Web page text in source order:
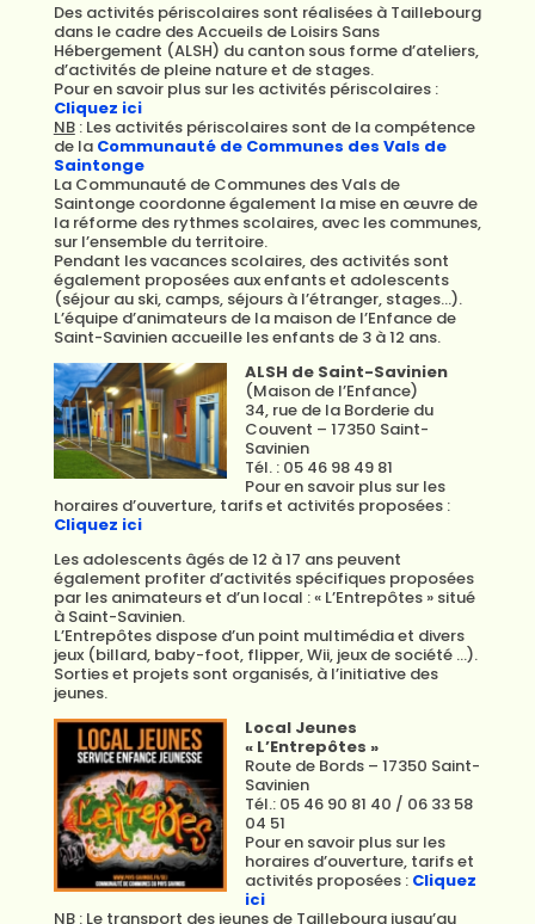
Des activités périscolaires sont réalisées à Taillebourg
dans le cadre des Accueils de Loisirs Sans
Hébergement (ALSH) du canton sous forme d’ateliers,
d’activités de pleine nature et de stages.
Pour en savoir plus sur les activités périscolaires :
Cliquez ici
NB: Les activités périscolaires sont de la compétence
de la Communauté de Communes des Vals de
Saintonge
La Communauté de Communes des Vals de
Saintonge coordonne également la mise en œuvre de
la réforme des rythmes scolaires, avec les communes,
sur l’ensemble du territoire.
Pendant les vacances scolaires, des activités sont
également proposées aux enfants et adolescents
(séjour au ski, camps, séjours à l’étranger, stages…).
L’équipe d’animateurs de la maison de l’Enfance de
Saint-Savinien accueille les enfants de 3 à 12 ans.
ALSH de Saint-Savinien
(Maison de l’Enfance)
34, rue de la Borderie du
Couvent – 17350 Saint-
Savinien
Tél. : 05 46 98 49 81
Pour en savoir plus sur les
horaires d’ouverture, tarifs et activités proposées :
Cliquez ici
Les adolescents âgés de 12 à 17 ans peuvent
également profiter d’activités spécifiques proposées
par les animateurs et d’un local : « L’Entrepôtes » situé
à Saint-Savinien.
L’Entrepôtes dispose d’un point multimédia et divers
jeux (billard, baby-foot, flipper, Wii, jeux de société …).
Sorties et projets sont organisés, à l’initiative des
jeunes.
Local Jeunes
« L’Entrepôtes »
Route de Bords – 17350 Saint-
Savinien
Tél.: 05 46 90 81 40 / 06 33 58
04 51
Pour en savoir plus sur les
horaires d’ouverture, tarifs et
activités proposées : Cliquez
ici
NB : Le transport des jeunes de Taillebourg jusqu’au